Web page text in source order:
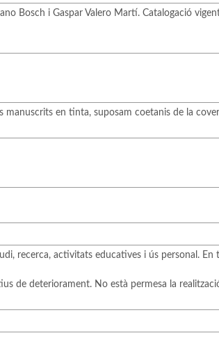
Bosch i Gaspar Valero Martí. Catalogació
manuscrits en tinta, suposam coetanis de la
recerca, activitats educatives i ús personal. En
de deteriorament. No està permesa la